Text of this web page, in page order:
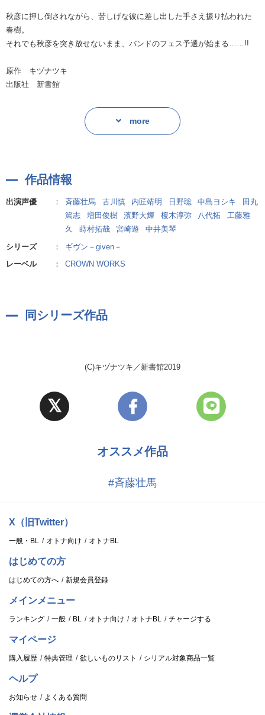
秋彦に押し倒されながら、苦しげな彼に差し出した手さえ振り払われた
春樹。
それでも秋彦を突き放せないまま、バンドのフェス予選が始まる……!!
原作 キヅナツキ
出版社 新書館
梶 秋彦：日野 聡
鹿島 柊：増田俊樹
八木玄純/矢岳光司：濱野大輝
板谷翔吾：榎木淳弥
植木 涼：八代 拓
ライブハウスのスタッフ：
more
作品情報
出演声優 ： 斉藤壮馬 古川慎 内匠靖明 日野聡 中島ヨシキ
田丸
篤志
増田俊樹 濱野大輝 榎木淳弥 八代拓
工藤雅
久
蒔村拓哉 宮崎遊
中井美琴
シリーズ
：
ギヴン－given－
レーベル
： CROWN WORKS
同シリーズ作品
(C)キヅナツキ／新書館2019
オススメ作品
#斉藤壮馬
X（旧Twitter）
一般・BL オトナ向け オトナBL
はじめての方
はじめての方へ 新規会員登録
メインメニュー
ランキング 一般 BL オトナ向け オトナBL チャージする
マイページ
購入履歴 特典管理 欲しいものリスト シリアル対象商品一覧
ヘルプ
お知らせ よくある質問